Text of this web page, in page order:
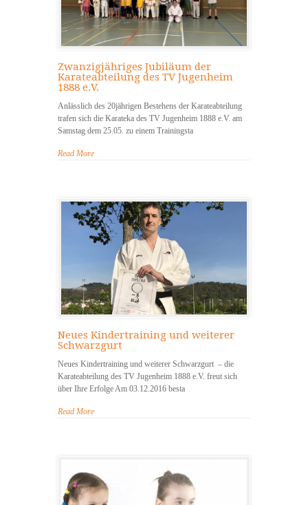
Zwanzigjähriges Jubiläum der
Karateabteilung des TV Jugenheim
1888 e.V.
Anlässlich des 20jährigen Bestehens der Karateabteilung
trafen sich die Karateka des TV Jugenheim 1888 e.V. am
Samstag dem 25.05. zu einem Trainingsta
Read More
Neues Kindertraining und weiterer
Schwarzgurt
Neues Kindertraining und weiterer Schwarzgurt – die
Karateabteilung des TV Jugenheim 1888 e.V. freut sich
über Ihre Erfolge Am 03.12.2016 besta
Read More